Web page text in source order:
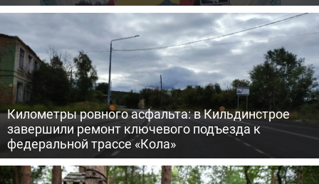
Километры ровного асфальта: в Кильдинстрое
завершили ремонт ключевого подъезда к
федеральной трассе «Кола»